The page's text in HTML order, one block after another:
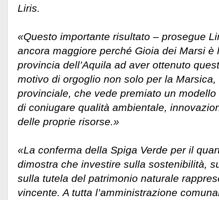
Liris.
«Questo importante risultato – prosegue
ancora maggiore perché Gioia dei Marsi è
provincia dell’Aquila ad aver ottenuto
motivo di orgoglio non solo per la Marsica,
provinciale, che vede premiato un
di coniugare qualità ambientale,
delle proprie risorse.»
«La conferma della Spiga Verde per il
dimostra che investire sulla sostenibilità,
sulla tutela del patrimonio naturale
vincente. A tutta l’amministrazione